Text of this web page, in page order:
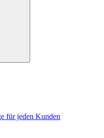
für jeden Kunden